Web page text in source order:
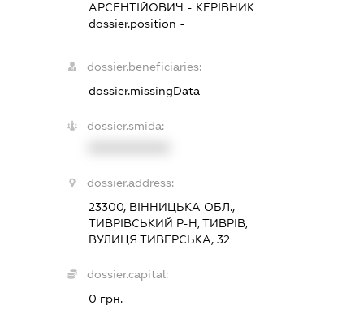
АРСЕНТІЙОВИЧ - КЕРІВНИК
dossier.position -
dossier.beneficiaries:
dossier.missingData
dossier.smida:
dossier.address:
23300, ВІННИЦЬКА ОБЛ.,
ТИВРІВСЬКИЙ Р-Н, ТИВРІВ,
ВУЛИЦЯ ТИВЕРСЬКА, 32
dossier.capital:
0 грн.